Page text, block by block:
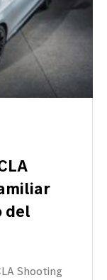
del
Shooting